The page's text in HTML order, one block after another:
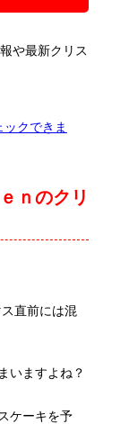
や最新クリス
ックできま
ｎのクリ
直前には混
いますよね？
ケーキを予